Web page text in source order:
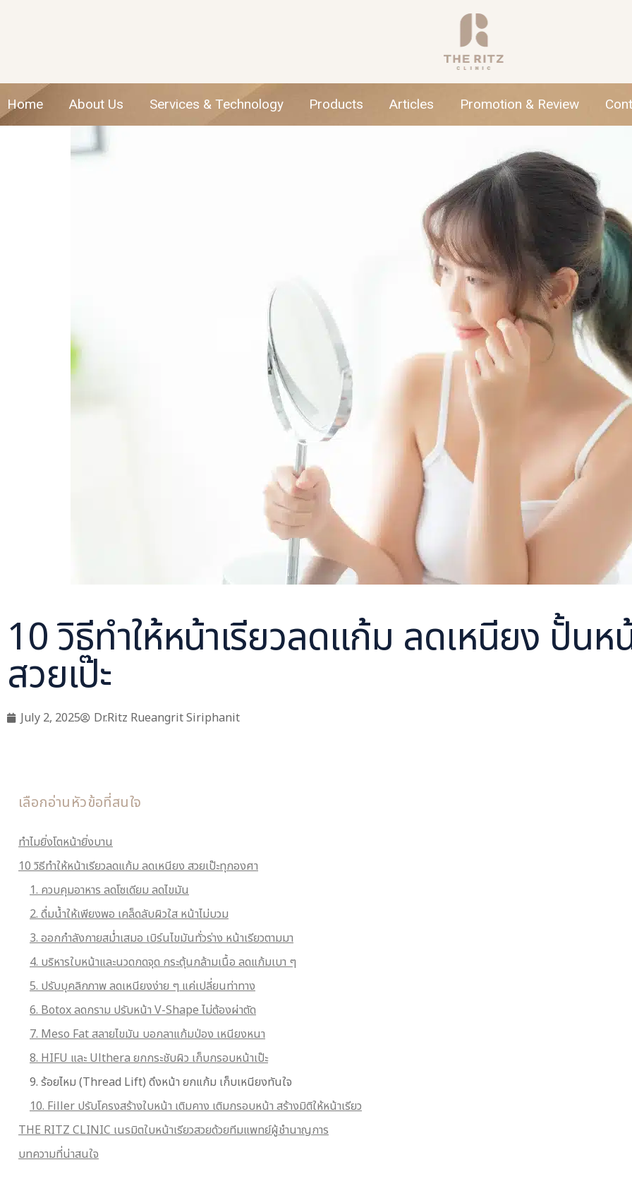
Home About Us Services & Technology Products Articles Promotion & Review
10 วิธีทำให้หน้าเรียวลดแก้ม ลดเหนียง ปั้นห
สวยเป๊ะ
July 2, 2025 Dr.Ritz Rueangrit Siriphanit
เลือกอ่านหัวข้อที่สนใจ
ทำไมยิ่งโตหน้ายิ่งบาน
10 วิธีทำให้หน้าเรียวลดแก้ม ลดเหนียง สวยเป๊ะทุกองศา
1. ควบคุมอาหาร ลดโซเดียม ลดไขมัน
2. ดื่มน้ำให้เพียงพอ เคล็ดลับผิวใส หน้าไม่บวม
3. ออกกำลังกายสม่ำเสมอ เบิร์นไขมันทั่วร่าง หน้าเรียวตามมา
4. บริหารใบหน้าและนวดกดจุด กระตุ้นกล้ามเนื้อ ลดแก้มเบา ๆ
5. ปรับบุคลิกภาพ ลดเหนียงง่าย ๆ แค่เปลี่ยนท่าทาง
6. Botox ลดกราม ปรับหน้า V-Shape ไม่ต้องผ่าตัด
7. Meso Fat สลายไขมัน บอกลาแก้มป่อง เหนียงหนา
8. HIFU และ Ulthera ยกกระชับผิว เก็บกรอบหน้าเป๊ะ
9. ร้อยไหม (Thread Lift) ดึงหน้า ยกแก้ม เก็บเหนียงทันใจ
10. Filler ปรับโครงสร้างใบหน้า เติมคาง เติมกรอบหน้า สร้างมิติให้หน้าเรียว
THE RITZ CLINIC เนรมิตใบหน้าเรียวสวยด้วยทีมแพทย์ผู้ชำนาญการ
บทความที่น่าสนใจ